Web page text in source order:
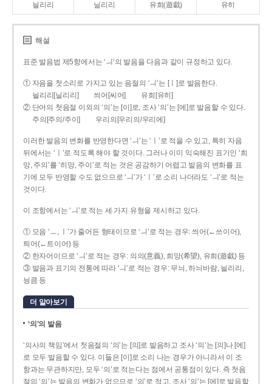
늴리리 닐리리 유희(遊戱) 유히
해설
표준 발음법 제5항에서는 ‘ㅢ’의 발음을 다음과 같이 규정하고 있다.
① 자음을 첫소리로 가지고 있는 음절의 ‘ㅢ’는 [ㅣ]로 발음한다.
늴리리[닐리리]
씌어[씨어]
유희[유히]
② 단어의 첫음절 이외의 ‘의’는 [이]로, 조사 ‘의’는 [에]로 발음할 수 있다.
주의[주의/주이]
우리의[우리의/우리에]
이러한 발음의 변화를 반영한다면 ‘ㅢ’는 ‘ㅣ’로 적을 수 있고, 특히 자음
뒤에서는 ‘ㅣ’로 적도록 해야 할 것이다. 그러나 이미 익숙해진 표기인 ‘희
망, 주의’를 ‘히망, 주이’로 적는 것은 공감하기 어렵고 발음의 변화를 표
기에 모두 반영할 수도 없으므로 ‘ㅢ’가 ‘ㅣ’로 소리 나더라도 ‘ㅢ’로 적는
것이다.
이 조항에서는 ‘ㅢ’로 적는 세 가지 유형을 제시하고 있다.
① 모음 ‘ㅡ, ㅣ’가 줄어든 형태이므로 ‘ㅢ’로 적는 경우: 씌어(←쓰이어),
틔어(←트이어) 등
② 한자어이므로 ‘ㅢ’로 적는 경우: 의의(意義), 희망(希望), 유희(遊戱) 등
③ 발음과 표기의 전통에 따라 ‘ㅢ’로 적는 경우: 무늬, 하늬바람, 늴리리,
닁큼 등
더 알아보기
‘의’의 발음
‘의사의 책임’에서 첫음절의 ‘의’는 [의]로 발음하고 조사 ‘의’는 [의]나 [에]
로 모두 발음할 수 있다. 이들은 [이]로 소리 나는 경우가 아니라서 이 조
항과는 무관하지만, 모두 ‘의’로 적는다는 점에서 공통점이 있다. 즉 첫음
절의 ‘의’는 발음의 변화가 없으므로 ‘의’로 적고, 조사 ‘의’는 [에]로 발음할